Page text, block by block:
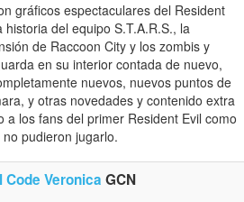
gráficos espectaculares del Resident
historia del equipo S.T.A.R.S., la
de Raccoon City y los zombis y
en su interior contada de nuevo,
nuevos, nuevos puntos de
y otras novedades y contenido extra
a los fans del primer Resident Evil como
pudieron jugarlo.
Code Veronica GCN